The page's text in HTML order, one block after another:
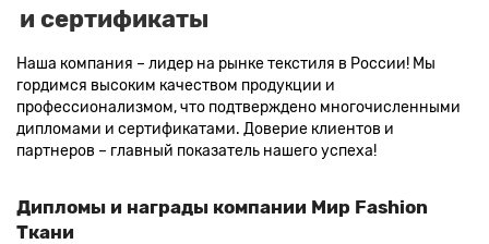
и сертификаты
Наша компания – лидер на рынке текстиля в России! Мы
гордимся высоким качеством продукции и
профессионализмом, что подтверждено многочисленными
дипломами и сертификатами. Доверие клиентов и
партнеров – главный показатель нашего успеха!
Дипломы и награды компании Мир Fashion
Ткани